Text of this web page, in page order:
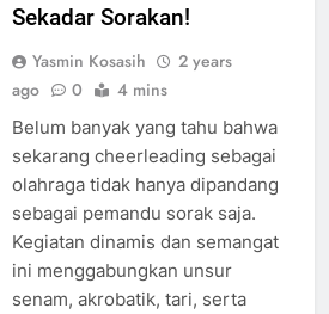
Sekadar Sorakan!
Yasmin Kosasih
2 years
ago
0 4 mins
Belum banyak yang tahu bahwa
sekarang cheerleading sebagai
olahraga tidak hanya dipandang
sebagai pemandu sorak saja.
Kegiatan dinamis dan semangat
ini menggabungkan unsur
senam, akrobatik, tari, serta